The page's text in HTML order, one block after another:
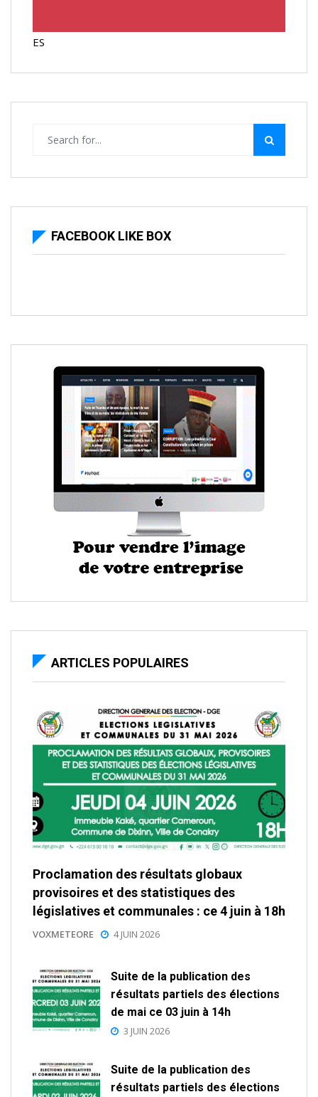
ES
FACEBOOK LIKE BOX
ARTICLES POPULAIRES
Proclamation des résultats globaux
provisoires et des statistiques des
législatives et communales : ce 4 juin à 18h
VOXMETEORE 4 JUIN 2026
Suite de la publication des
résultats partiels des élections
de mai ce 03 juin à 14h
3 JUIN 2026
Suite de la publication des
résultats partiels des élections